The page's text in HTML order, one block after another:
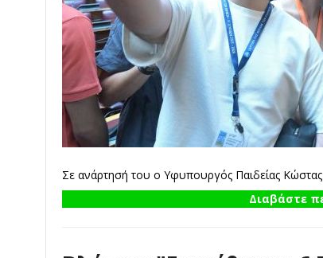
Σε ανάρτησή του ο Υφυπουργός Παιδείας
Διαβάστε